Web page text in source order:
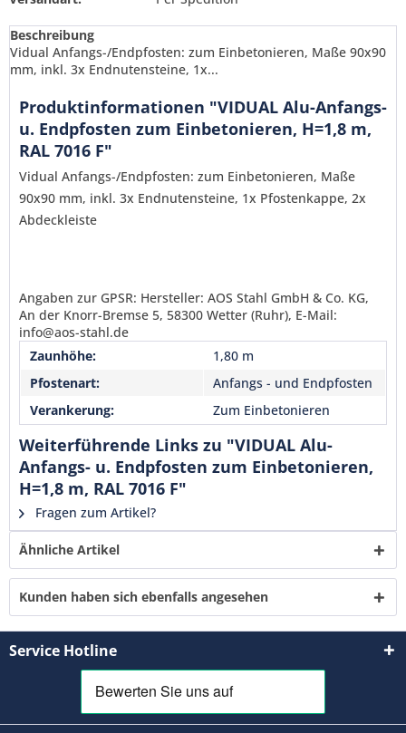
Ich habe dieDatenschutzerklärunggelesen,
verstanden und stimme zu. *
Senden
Beschreibung
Vidual Anfangs-/Endpfosten: zum Einbetonieren, Maße 90x90
mm, inkl. 3x Endnutensteine, 1x...
Produktinformationen "VIDUAL Alu-Anfangs-
u. Endpfosten zum Einbetonieren, H=1,8 m,
RAL 7016 F"
Vidual Anfangs-/Endpfosten: zum Einbetonieren, Maße
90x90 mm, inkl. 3x Endnutensteine, 1x Pfostenkappe, 2x
Abdeckleiste
Angaben zur GPSR: Hersteller: AOS Stahl GmbH & Co. KG,
An der Knorr-Bremse 5, 58300 Wetter (Ruhr), E-Mail:
info@aos-stahl.de
Zaunhöhe:
1,80 m
Pfostenart:
Anfangs - und Endpfosten
Verankerung:
Zum Einbetonieren
Weiterführende Links zu "VIDUAL Alu-
Anfangs- u. Endpfosten zum Einbetonieren,
H=1,8 m, RAL 7016 F"
Fragen zum Artikel?
Ähnliche Artikel
Kunden haben sich ebenfalls angesehen
Service Hotline